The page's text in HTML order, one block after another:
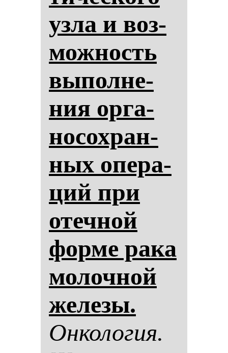
уз­ла и воз­
мож­ность
вы­пол­не­
ния ор­га­
но­сох­ран­
ных опе­ра­
ций при
отеч­ной
фор­ме ра­ка
мо­лоч­ной
же­ле­зы.
Он­ко­ло­гия.